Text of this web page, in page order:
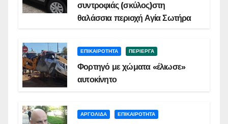
συντροφιάς (σκύλος)στη
θαλάσσια περιοχή Αγία Σωτήρα
ΕΠΙΚΑΙΡΟΤΗΤΑ ΠΕΡΙΕΡΓΑ
Φορτηγό με χώματα «έλιωσε»
αυτοκίνητο
ΑΡΓΟΛΙΔΑ ΕΠΙΚΑΙΡΟΤΗΤΑ